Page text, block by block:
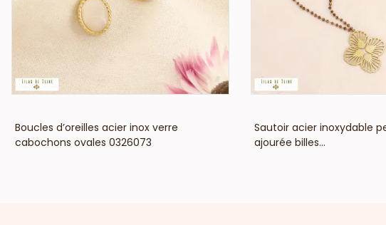
Boucles d’oreilles acier inox verre
cabochons ovales 0326073
Sautoir acier inoxydable
ajourée billes...